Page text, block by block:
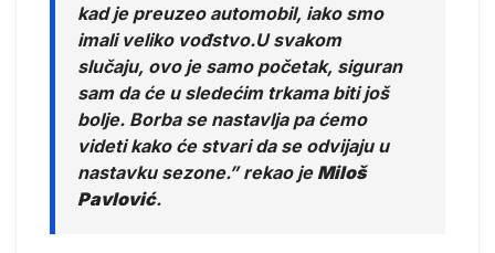
kad je preuzeo automobil, iako smo
imali veliko vođstvo.U svakom
slučaju, ovo je samo početak, siguran
sam da će u sledećim trkama biti još
bolje. Borba se nastavlja pa ćemo
videti kako će stvari da se odvijaju u
nastavku sezone.” rekao jeMiloš
Pavlović.